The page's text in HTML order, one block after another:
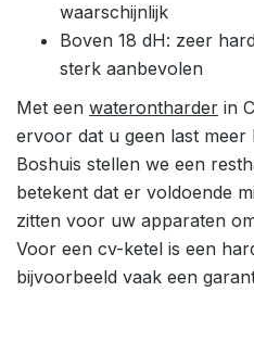
waarschijnlijk
Boven 18 dH: zeer
sterk aanbevolen
Met een waterontharder in
ervoor dat u geen last meer
Boshuis stellen we een
betekent dat er voldoende
zitten voor uw apparaten
Voor een cv-ketel is een
bijvoorbeeld vaak een